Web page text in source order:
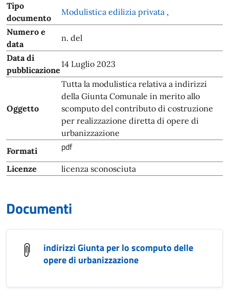
Tipo
documento
Modulistica edilizia privata ,
Numero e
data
n. del
Data di
pubblicazione
14 Luglio 2023
Oggetto
Tutta la modulistica relativa a indirizzi
della Giunta Comunale in merito allo
scomputo del contributo di costruzione
per realizzazione diretta di opere di
urbanizzazione
Formati
pdf
Licenze licenza sconosciuta
Documenti
indirizzi Giunta per lo scomputo delle
opere di urbanizzazione